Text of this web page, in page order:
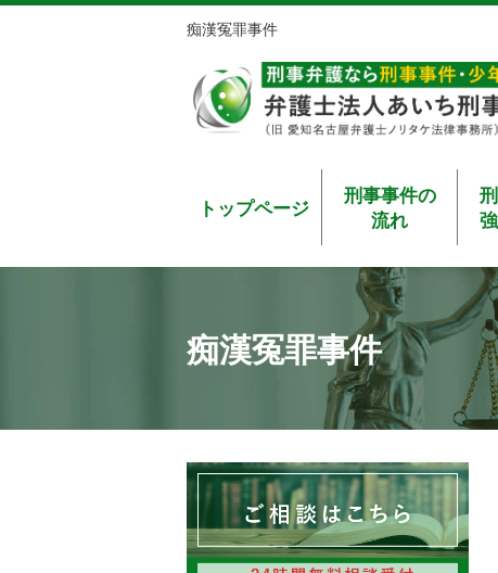
痴漢冤罪事件
トップページ
刑事事件の
流れ
痴漢冤罪事件